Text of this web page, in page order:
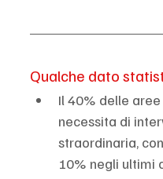
Qualche dato
Il 40% delle
necessita di
straordinaria,
10% negli ultimi